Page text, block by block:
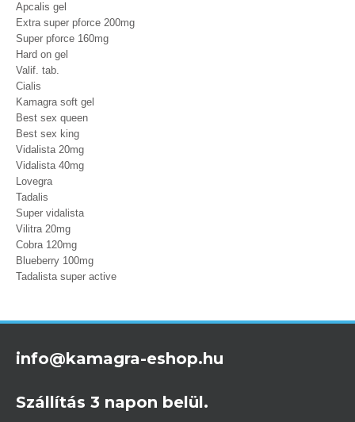
Apcalis gel
Extra super pforce 200mg
Super pforce 160mg
Hard on gel
Valif. tab.
Cialis
Kamagra soft gel
Best sex queen
Best sex king
Vidalista 20mg
Vidalista 40mg
Lovegra
Tadalis
Super vidalista
Vilitra 20mg
Cobra 120mg
Blueberry 100mg
Tadalista super active
info@kamagra-eshop.hu
Szállítás 3 napon belül.